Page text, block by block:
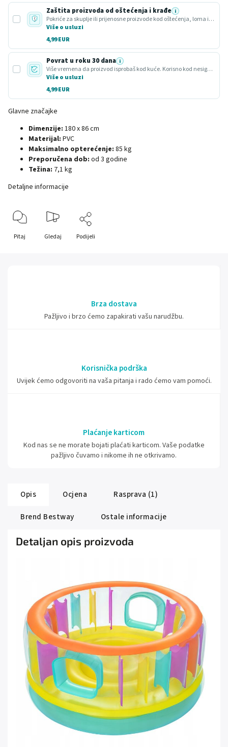
Zaštita proizvoda od oštećenja i krađe i
Pokriće za skuplje ili prijenosne proizvode kod oštećenja, loma ili krađe.
Više o usluzi
4,99 EUR
Povrat u roku 30 dana i
Više vremena da proizvod isprobaš kod kuće. Korisno kod nesigurnog odabira ili poklona.
Više o usluzi
4,99 EUR
Glavne značajke
Dimenzije: 180 x 86 cm
Materijal: PVC
Maksimalno opterećenje: 85 kg
Preporučena dob: od 3 godine
Težina: 7,1 kg
Detaljne informacije
Pitaj Gledaj Podijeli
Brza dostava
Pažljivo i brzo ćemo zapakirati vašu narudžbu.
Korisnička podrška
Uvijek ćemo odgovoriti na vaša pitanja i rado ćemo vam pomoći.
Plaćanje karticom
Kod nas se ne morate bojati plaćati karticom. Vaše podatke
pažljivo čuvamo i nikome ih ne otkrivamo.
Opis Ocjena
Rasprava (1)
Brend Bestway Ostale informacije
Detaljan opis proizvoda